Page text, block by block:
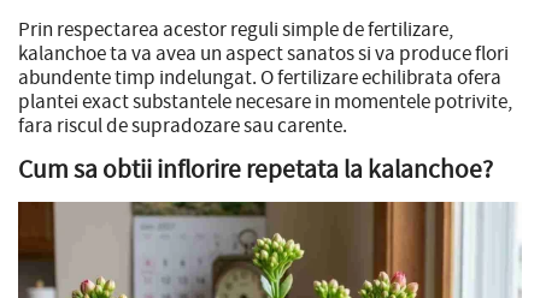
Prin respectarea acestor reguli simple de fertilizare,
kalanchoe ta va avea un aspect sanatos si va produce flori
abundente timp indelungat. O fertilizare echilibrata ofera
plantei exact substantele necesare in momentele potrivite,
fara riscul de supradozare sau carente.
Cum sa obtii inflorire repetata la kalanchoe?